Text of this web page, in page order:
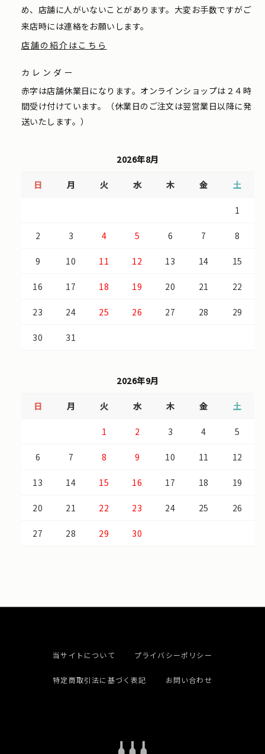
め、店舗に人がいないことがあります。大変お手数ですがご
来店時には連絡をお願いします。
店舗の紹介はこちら
カレンダー
赤字は店舗休業日になります。オンラインショップは２４時
間受け付けています。（休業日のご注文は翌営業日以降に発
送いたします。）
2026年8月
日 月 火 水 木 金 土
1
2 3 4 5 6 7 8
9 10 11 12 13 14 15
16 17 18 19 20 21 22
23 24 25 26 27 28 29
30 31
2026年9月
日 月 火 水 木 金 土
1 2 3 4 5
6 7 8 9 10 11 12
13 14 15 16 17 18 19
20 21 22 23 24 25 26
27 28 29 30
当サイトについて プライバシーポリシー
特定商取引法に基づく表記 お問い合わせ